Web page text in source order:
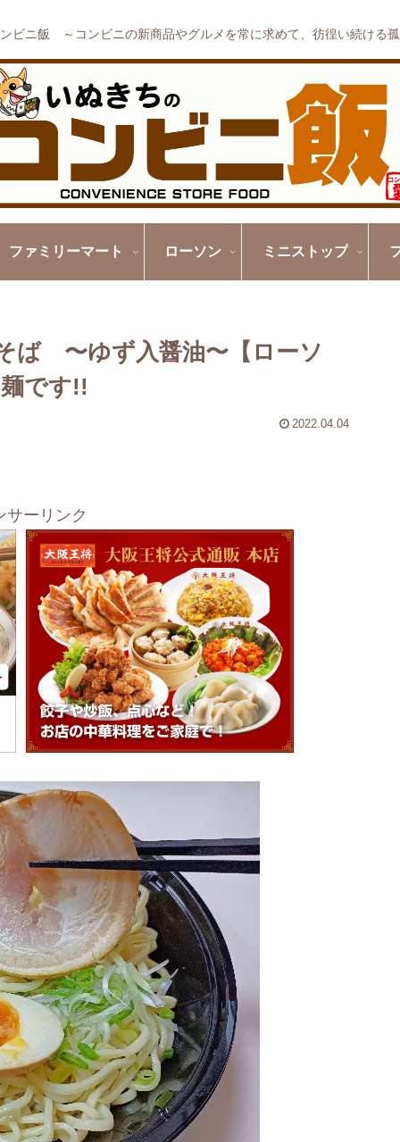
ビニ飯 ～コンビニの新商品やグルメを常に求めて、彷徨い続ける
ファミリーマート ローソン ミニストップ
ば 〜ゆず入醤油〜【ローソ
です!!
2022.04.04
サーリンク